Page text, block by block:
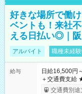
好きな場所で働
ベントも！来社
える日払い◎｜阪
アルバイト 職種未経
給与
日給16,500円
＋交通費支給 ★交通費全額支給！ ★日払いOK！（規定あり） ┗
働いたその日
交通費別途